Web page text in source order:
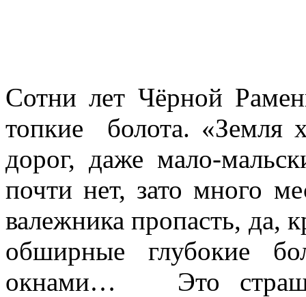
Сотни лет Чёрной
топкие болота. «Земля
дорог, даже мало-
почти нет, зато много
валежника пропасть, да,
обширные глубокие
окнами… Это